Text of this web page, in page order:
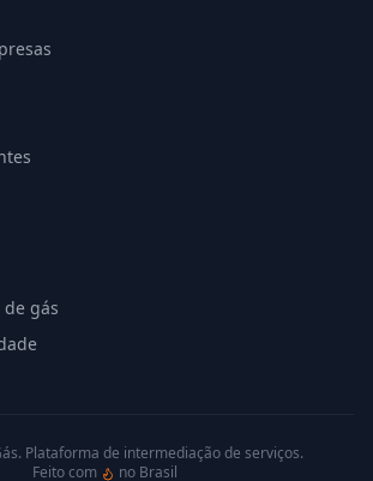
gás
Plataforma de intermediação de serviços.
Feito com
no Brasil